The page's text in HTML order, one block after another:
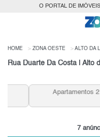
O PORTAL DE
HOME ZONA OESTE ALTO DA
Rua Duarte Da Costa | Alto
Apartamentos 2
7